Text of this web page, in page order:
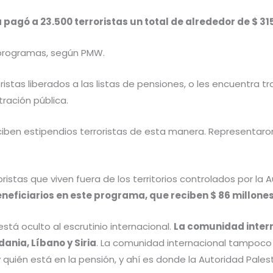
a 23.500 terroristas un total de alrededor de $
según PMW.
liberados a las listas de pensiones, o les encuentra
pública.
estipendios terroristas de esta manera.
que viven fuera de los territorios controlados por la
en este programa, que reciben $ 86
oculto al escrutinio internacional. La comunidad
Líbano y Siria. La comunidad internacional
quién está en la pensión, y ahí es donde la Autoridad